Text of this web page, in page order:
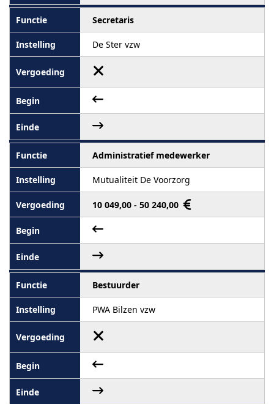
Secretaris
De Ster vzw
Administratief medewerker
Mutualiteit De Voorzorg
10 049,00 - 50 240,00
Bestuurder
PWA Bilzen vzw